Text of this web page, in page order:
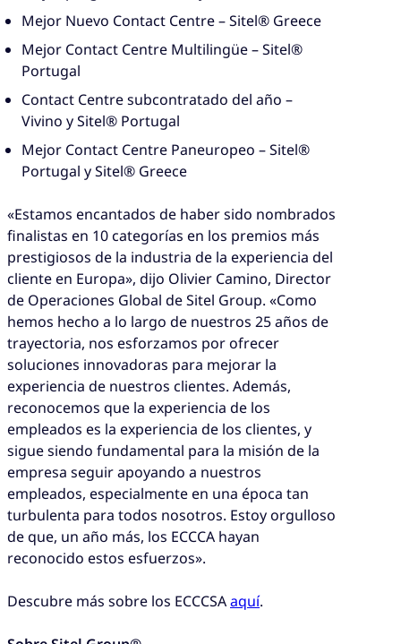
Mejor Nuevo Contact Centre – Sitel® Greece
Mejor Contact Centre Multilingüe – Sitel®
Portugal
Contact Centre subcontratado del año –
Vivino y Sitel® Portugal
Mejor Contact Centre Paneuropeo – Sitel®
Portugal y Sitel® Greece
«Estamos encantados de haber sido nombrados
finalistas en 10 categorías en los premios más
prestigiosos de la industria de la experiencia del
cliente en Europa», dijo Olivier Camino, Director
de Operaciones Global de Sitel Group. «Como
hemos hecho a lo largo de nuestros 25 años de
trayectoria, nos esforzamos por ofrecer
soluciones innovadoras para mejorar la
experiencia de nuestros clientes. Además,
reconocemos que la experiencia de los
empleados es la experiencia de los clientes, y
sigue siendo fundamental para la misión de la
empresa seguir apoyando a nuestros
empleados, especialmente en una época tan
turbulenta para todos nosotros. Estoy orgulloso
de que, un año más, los ECCCA hayan
reconocido estos esfuerzos».
Descubre más sobre los ECCCSAaquí.